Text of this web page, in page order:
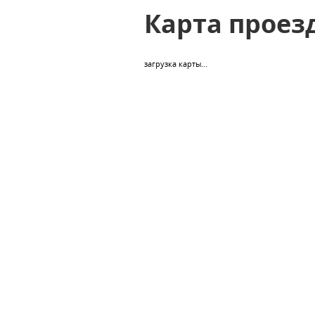
Карта
загрузка карты...